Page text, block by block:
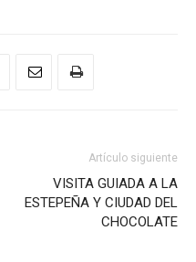
Artículo siguiente
VISITA GUIADA A LA
ESTEPEÑA Y CIUDAD DEL
CHOCOLATE